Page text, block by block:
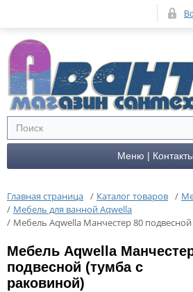
Меню | Контакты
Главная страница / Каталог товаров /
/ Мебель для ванной Aqwella
/ Мебель Aqwella Манчестер 80
Мебель Aqwella
подвесной (тумба с
раковиной)